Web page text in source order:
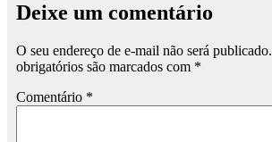
Deixe um comentário
O seu endereço de e-mail não será publicado.
obrigatórios são marcados com *
Comentário *